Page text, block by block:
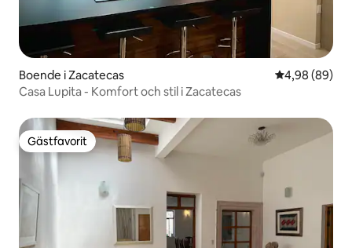
Boende i Zacatecas 4,98 av 5 i
4,98 (89)
Casa Lupita - Komfort och stil i Zacatecas
Gästfavorit
Gästfavorit